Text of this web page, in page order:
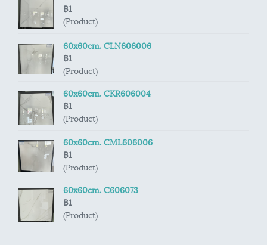
฿1
(Product)
60x60cm. CLN606006
฿1
(Product)
60x60cm. CKR606004
฿1
(Product)
60x60cm. CML606006
฿1
(Product)
60x60cm. C606073
฿1
(Product)